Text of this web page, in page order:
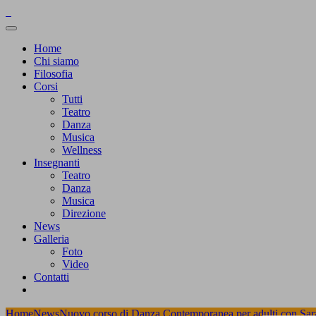
Home
Chi siamo
Filosofia
Corsi
Tutti
Teatro
Danza
Musica
Wellness
Insegnanti
Teatro
Danza
Musica
Direzione
News
Galleria
Foto
Video
Contatti
HomeNewsNuovo corso di Danza Contemporanea per adulti con